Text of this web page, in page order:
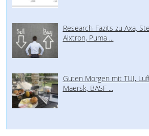
Research-Fazits zu Axa,
Aixtron, Puma ...
Guten Morgen mit TUI,
Maersk, BASF ...